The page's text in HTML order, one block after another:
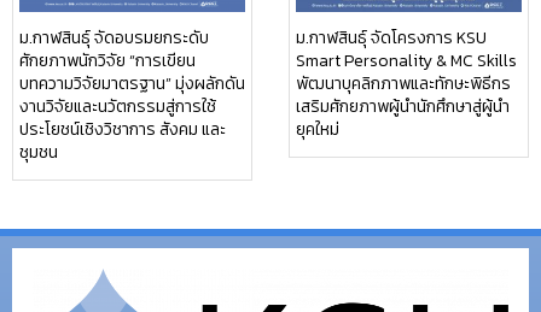
ม.กาฬสินธุ์ จัดอบรมยกระดับ
ศักยภาพนักวิจัย “การเขียน
บทความวิจัยมาตรฐาน” มุ่งผลักดัน
งานวิจัยและนวัตกรรมสู่การใช้
ประโยชน์เชิงวิชาการ สังคม และ
ชุมชน
ม.กาฬสินธุ์ จัดโครงการ KSU
Smart Personality & MC Skills
พัฒนาบุคลิกภาพและทักษะพิธีกร
เสริมศักยภาพผู้นำนักศึกษาสู่ผู้นำ
ยุคใหม่